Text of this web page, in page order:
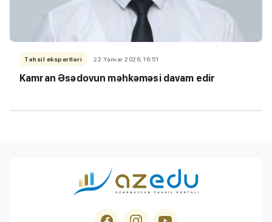
Təhsil ekspertləri 22 Yanvar 2026, 16:51
Kamran Əsədovun məhkəməsi davam edir